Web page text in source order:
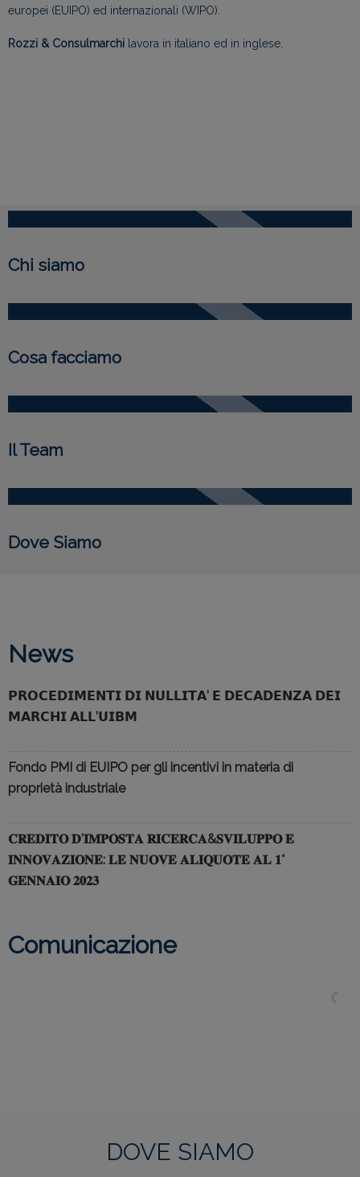
europei (EUIPO) ed internazionali (WIPO).
Rozzi & Consulmarchi lavora in italiano ed in inglese.
Chi siamo
Cosa facciamo
Il Team
Dove Siamo
News
𝗣𝗥𝗢𝗖𝗘𝗗𝗜𝗠𝗘𝗡𝗧𝗜 𝗗𝗜 𝗡𝗨𝗟𝗟𝗜𝗧𝗔’ 𝗘 𝗗𝗘𝗖𝗔𝗗𝗘𝗡𝗭𝗔 𝗗𝗘𝗜
𝗠𝗔𝗥𝗖𝗛𝗜 𝗔𝗟𝗟’𝗨𝗜𝗕𝗠
Fondo PMI di EUIPO per gli incentivi in materia di
proprietà industriale
𝐂𝐑𝐄𝐃𝐈𝐓𝐎 𝐃’𝐈𝐌𝐏𝐎𝐒𝐓𝐀 𝐑𝐈𝐂𝐄𝐑𝐂𝐀&𝐒𝐕𝐈𝐋𝐔𝐏𝐏𝐎 𝐄
𝐈𝐍𝐍𝐎𝐕𝐀𝐙𝐈𝐎𝐍𝐄: 𝐋𝐄 𝐍𝐔𝐎𝐕𝐄 𝐀𝐋𝐈𝐐𝐔𝐎𝐓𝐄 𝐀𝐋 𝟏°
𝐆𝐄𝐍𝐍𝐀𝐈𝐎 𝟐𝟎𝟐𝟑
Comunicazione
DOVE SIAMO